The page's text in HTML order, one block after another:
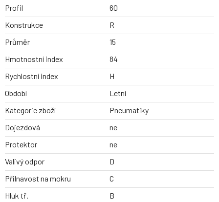
Profil
60
Konstrukce
R
Průměr
15
Hmotnostní index
84
Rychlostní index
H
Období
Letní
Kategorie zboží
Pneumatiky
Dojezdová
ne
Protektor
ne
Valivý odpor
D
Přilnavost na mokru
C
Hluk tř.
B